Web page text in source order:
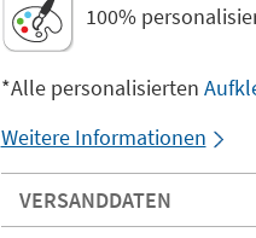
100%
*Alle personalisierten
Weitere Informationen
VERSANDDATEN